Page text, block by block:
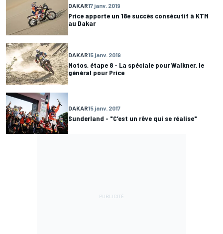
DAKAR17 janv. 2019
Price apporte un 18e succès consécutif à KTM
au Dakar
DAKAR15 janv. 2019
Motos, étape 8 - La spéciale pour Walkner, le
général pour Price
DAKAR15 janv. 2017
Sunderland - "C’est un rêve qui se réalise"